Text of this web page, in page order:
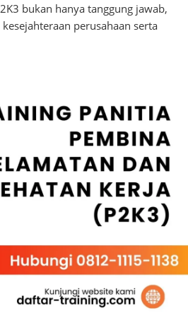
bukan hanya tanggung jawab,
perusahaan serta